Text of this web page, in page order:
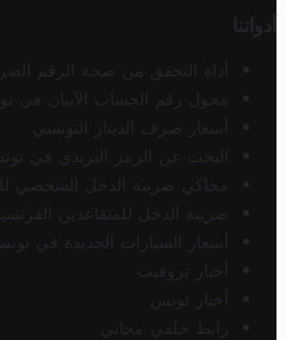
أدواتنا
أداة التحقق من صحة الرقم
محول رقم الحساب الآيبان في
أسعار صرف الدينار التونسي
البحث عن الرمز البريدي في
محاكي ضريبة الدخل الشخصي
ضريبة الدخل للمتقاعدين
أسعار السيارات الجديدة في تونس
أخبار تروفيت
أخبار تونس
رابط خلفي مجاني